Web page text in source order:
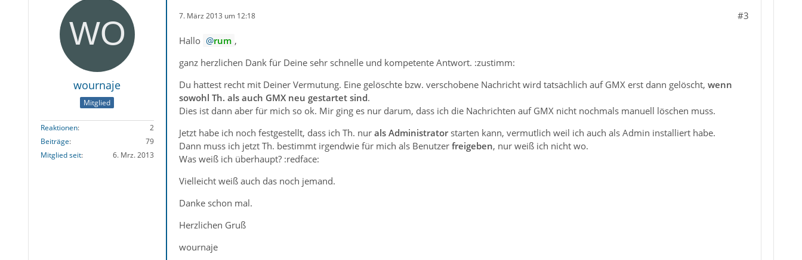
wournaje
Mitglied
Reaktionen
2
Beiträge
79
Mitglied seit
6. Mrz. 2013
7. März 2013 um 12:18 #3
Hallo rum ,
ganz herzlichen Dank für Deine sehr schnelle und kompetente Antwort. :zustimm:
Du hattest recht mit Deiner Vermutung. Eine gelöschte bzw. verschobene Nachricht wird tatsächlich auf GMX erst dann gelöscht, wenn
sowohl Th. als auch GMX neu gestartet sind.
Dies ist dann aber für mich so ok. Mir ging es nur darum, dass ich die Nachrichten auf GMX nicht nochmals manuell löschen muss.
Jetzt habe ich noch festgestellt, dass ich Th. nur als Administratorstarten kann, vermutlich weil ich auch als Admin installiert habe.
Dann muss ich jetzt Th. bestimmt irgendwie für mich als Benutzer freigeben, nur weiß ich nicht wo.
Was weiß ich überhaupt? :redface:
Vielleicht weiß auch das noch jemand.
Danke schon mal.
Herzlichen Gruß
wournaje